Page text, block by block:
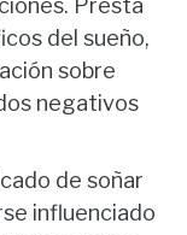
del sueño,
sobre
negativos
de soñar
influenciado